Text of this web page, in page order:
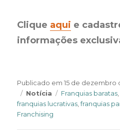
Clique aqui e
informações
Publicado em15 de dezembro
Categories
Notícia Tags
Franquias baratas
franquias lucrativas ,franquias
Franchising